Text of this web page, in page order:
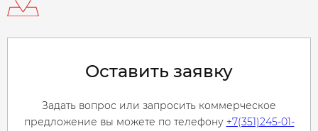
Оставить заявку
Задать вопрос или запросить коммерческое
предложение вы можете по телефону +7(351)245-01-